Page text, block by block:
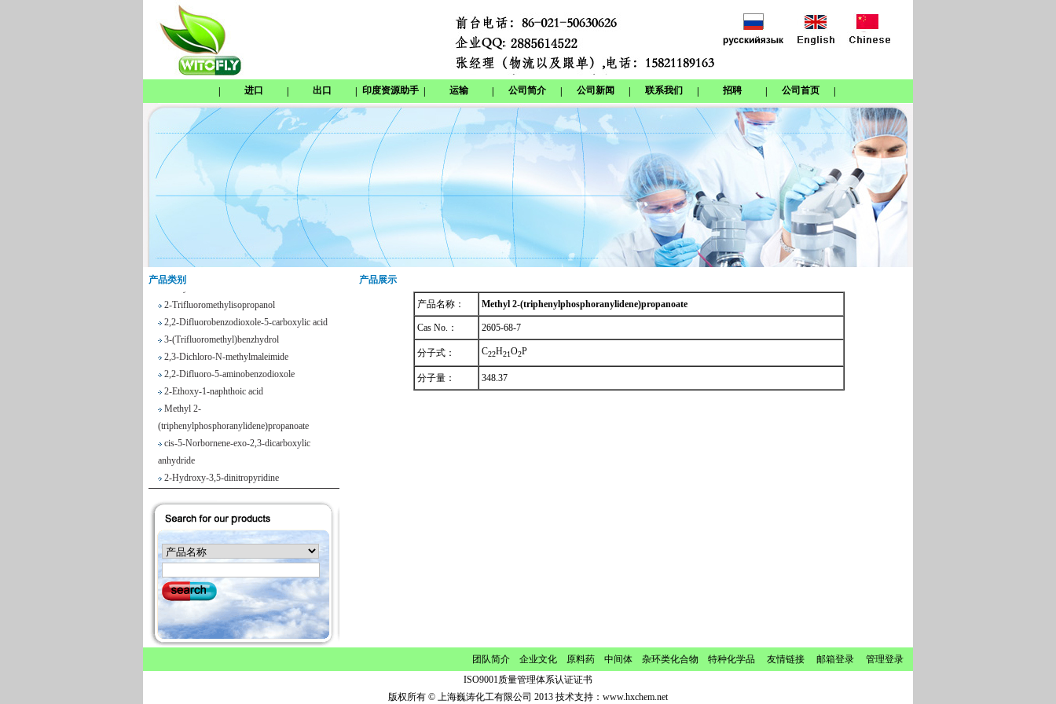
进口 出口 印度资源助手 运输 公司简介 公司新闻 联系我们 招聘 公司首页
产品类别
Tetrabenazine
1,8-Naphthosultone
Chloramben
2,2,2-Trifluoroethyl 4-
methylbenzenesulfonate
Phenyl trifluoroacetate
2-Trifluoromethylisopropanol
2,2-Difluorobenzodioxole-5-carboxylic acid
3-(Trifluoromethyl)benzhydrol
2,3-Dichloro-N-methylmaleimide
2,2-Difluoro-5-aminobenzodioxole
2-Ethoxy-1-naphthoic acid
Methyl 2-
(triphenylphosphoranylidene)propanoate
cis-5-Norbornene-exo-2,3-dicarboxylic
anhydride
2-Hydroxy-3,5-dinitropyridine
Iodobenzene diacetate
4-Chloropyrrolo[2,3-d]pyrimidine
Maslinic acid
Tetrahydro-2H-pyran-4-carboxylic acid
Ethyl 2-
(triphenylphosphoranylidene)propionate
Methyl 3-methoxyacrylate
1H-Benzimidazole-5-carbonitrile
Vegiben 2E
Thiooctanoic acid
产品展示
产品名称： Methyl 2-(triphenylphosphoranylidene)propanoate
Cas No.： 2605-68-7
分子式： C22H21O2P
分子量： 348.37
团队简介 企业文化 原料药 中间体 杂环类化合物 特种化学品 友情链接 邮箱登录
管理登录
ISO9001质量管理体系认证证书
版权所有 © 上海巍涛化工有限公司 2013 技术支持： www.hxchem.net